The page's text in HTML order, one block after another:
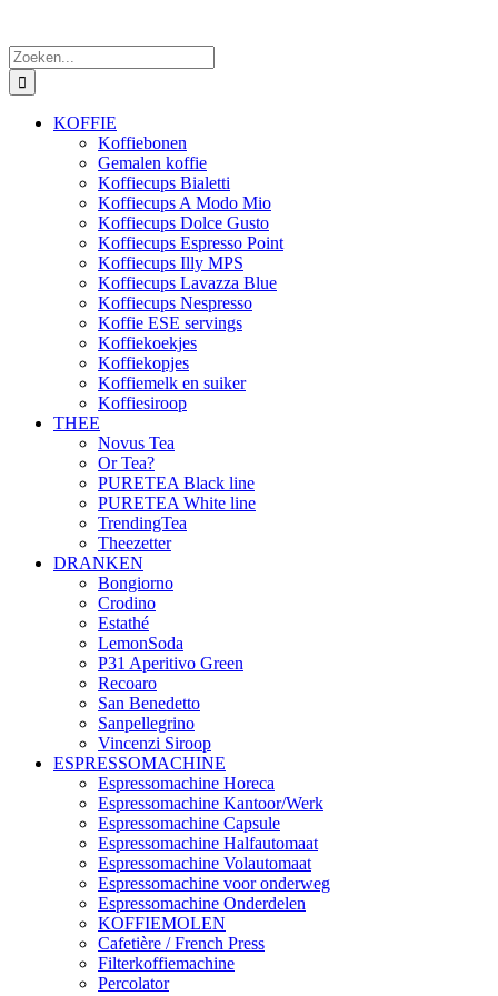
Zoeken
naar:
KOFFIE
Koffiebonen
Gemalen koffie
Koffiecups Bialetti
Koffiecups A Modo Mio
Koffiecups Dolce Gusto
Koffiecups Espresso Point
Koffiecups Illy MPS
Koffiecups Lavazza Blue
Koffiecups Nespresso
Koffie ESE servings
Koffiekoekjes
Koffiekopjes
Koffiemelk en suiker
Koffiesiroop
THEE
Novus Tea
Or Tea?
PURETEA Black line
PURETEA White line
TrendingTea
Theezetter
DRANKEN
Bongiorno
Crodino
Estathé
LemonSoda
P31 Aperitivo Green
Recoaro
San Benedetto
Sanpellegrino
Vincenzi Siroop
ESPRESSOMACHINE
Espressomachine Horeca
Espressomachine Kantoor/Werk
Espressomachine Capsule
Espressomachine Halfautomaat
Espressomachine Volautomaat
Espressomachine voor onderweg
Espressomachine Onderdelen
KOFFIEMOLEN
Cafetière / French Press
Filterkoffiemachine
Percolator